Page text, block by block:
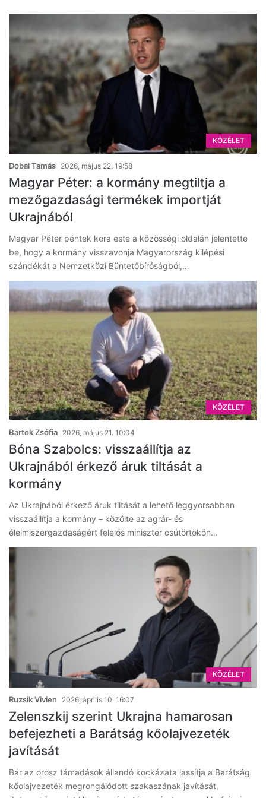
KÖZÉLET
Dobai Tamás 2026, május 22. 19:58
Magyar Péter: a kormány megtiltja a
mezőgazdasági termékek importját
Ukrajnából
Magyar Péter péntek kora este a közösségi oldalán jelentette
be, hogy a kormány visszavonja Magyarország kilépési
szándékát a Nemzetközi Büntetőbíróságból,…
KÖZÉLET
Bartok Zsófia 2026, május 21. 10:04
Bóna Szabolcs: visszaállítja az
Ukrajnából érkező áruk tiltását a
kormány
Az Ukrajnából érkező áruk tiltását a lehető leggyorsabban
visszaállítja a kormány – közölte az agrár- és
élelmiszergazdaságért felelős miniszter csütörtökön…
KÖZÉLET
Ruzsik Vivien 2026, április 10. 16:07
Zelenszkij szerint Ukrajna hamarosan
befejezheti a Barátság kőolajvezeték
javítását
Bár az orosz támadások állandó kockázata lassítja a Barátság
kőolajvezeték megrongálódott szakaszának javítását,